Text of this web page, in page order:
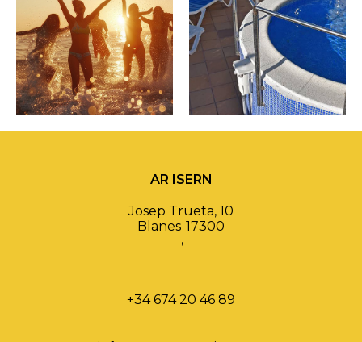
AR ISERN
Josep Trueta, 10
Blanes
,
17300
+34 674 20 46 89